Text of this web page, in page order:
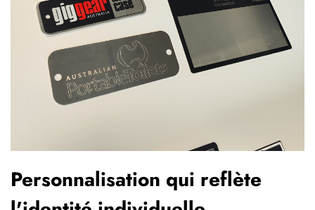
Personnalisation qui reflète